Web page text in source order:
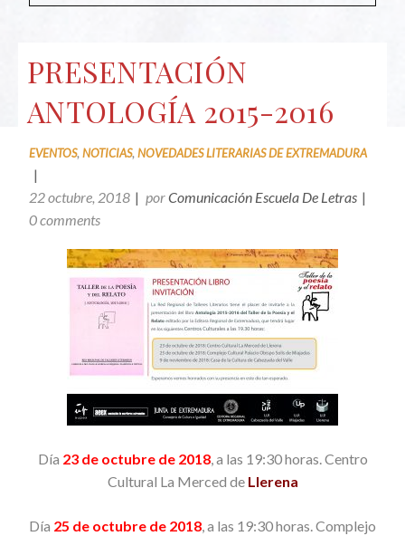
PRESENTACIÓN
ANTOLOGÍA 2015-2016
EVENTOS, NOTICIAS, NOVEDADES LITERARIAS DE EXTREMADURA
22 octubre, 2018 porComunicación Escuela De Letras
0 comments
Día 23 de octubre de 2018, a las 19:30 horas. Centro
Cultural La Merced de Llerena
Día 25 de octubre de 2018, a las 19:30 horas. Complejo